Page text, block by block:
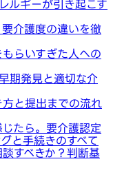
ルギーが引き起こす
介護度の違いを徹
もらいすぎた人への
期発見と適切な介
と提出までの流れ
たら。要介護認定
と手続きのすべて
すべきか？判断基